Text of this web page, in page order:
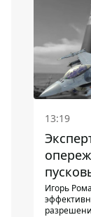
13:19
России
Игорь